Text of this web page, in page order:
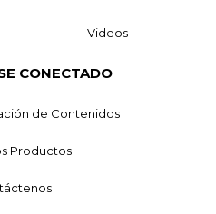
Videos
CONECTADO
de Contenidos
Productos